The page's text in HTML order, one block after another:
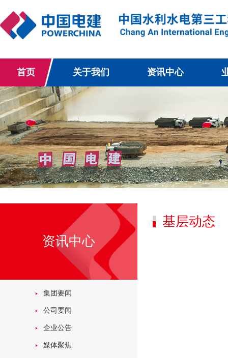
首页 关于我们 资讯中心
资讯中心
集团要闻
公司要闻
企业公告
媒体聚焦
基层动态